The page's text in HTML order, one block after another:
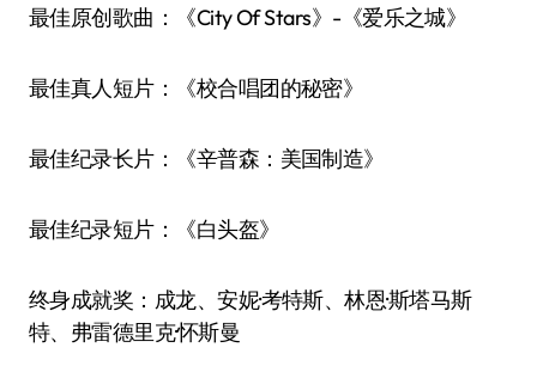
最佳原创歌曲：《City Of Stars》-《爱乐之城》
最佳真人短片：《校合唱团的秘密》
最佳纪录长片：《辛普森：美国制造》
最佳纪录短片：《白头盔》
终身成就奖：成龙、安妮·考特斯、林恩·斯塔马斯
特、弗雷德里克·怀斯曼